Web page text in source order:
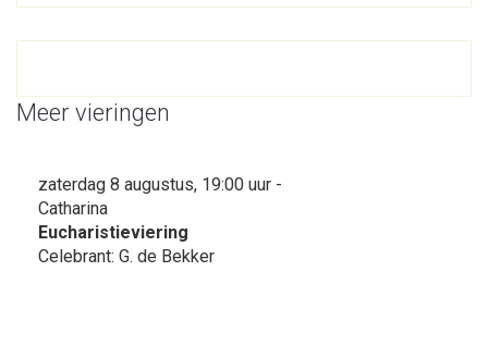
Meer vieringen
zaterdag 8 augustus, 19:00 uur -
Catharina
Eucharistieviering
Celebrant: G. de Bekker